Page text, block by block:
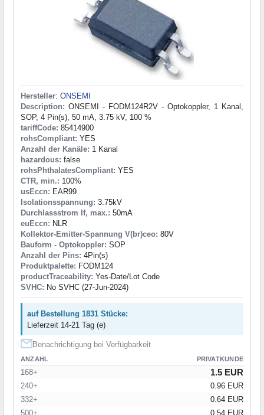
Hersteller: ONSEMI
Description: ONSEMI - FODM124R2V - Optokoppler, 1 Kanal,
SOP, 4 Pin(s), 50 mA, 3.75 kV, 100 %
tariffCode: 85414900
rohsCompliant: YES
Anzahl der Kanäle: 1 Kanal
hazardous: false
rohsPhthalatesCompliant: YES
CTR, min.: 100%
usEccn: EAR99
Isolationsspannung: 3.75kV
Durchlassstrom If, max.: 50mA
euEccn: NLR
Kollektor-Emitter-Spannung V(br)ceo: 80V
Bauform - Optokoppler: SOP
Anzahl der Pins: 4Pin(s)
Produktpalette: FODM124
productTraceability: Yes-Date/Lot Code
SVHC: No SVHC (27-Jun-2024)
auf Bestellung 1831 Stücke:
Lieferzeit 14-21 Tag (e)
Benachrichtigung bei Verfügbarkeit
ANZAHL PRIVATKUNDE
168+ 1.5 EUR
240+
0.96 EUR
332+
0.64 EUR
500+
0.54 EUR